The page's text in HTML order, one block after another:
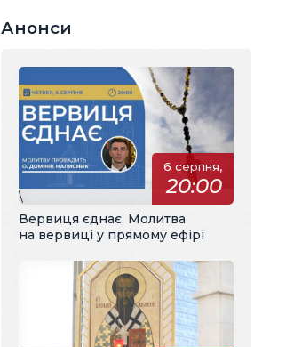
Анонси
6 серпня,
20:00
\
Вервиця єднає. Молитва
на вервиці у прямому ефірі